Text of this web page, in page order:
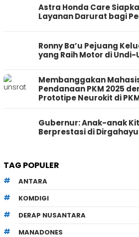
Astra Honda Care
Layanan Darurat bagi
Ronny Ba’u Pejuang
yang Raih Motor di Undi-
Membanggakan
Pendanaan PKM 2025
Prototipe Neurokit di
Gubernur: Anak-anak
Berprestasi di Dirgahayu
TAG POPULER
ANTARA
KOMDIGI
DERAP NUSANTARA
MANADONES